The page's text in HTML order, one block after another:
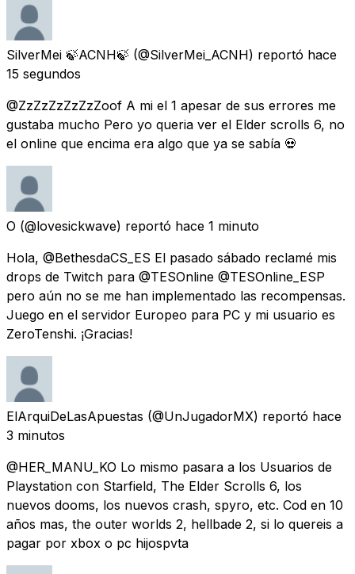
SilverMei 🍃ACNH🍃 (@SilverMei_ACNH) reportó hace
15 segundos
@ZzZzZzZzZzZoof A mi el 1 apesar de sus errores me
gustaba mucho Pero yo queria ver el Elder scrolls 6, no
el online que encima era algo que ya se sabía 💀
O (@lovesickwave) reportó hace 1 minuto
Hola, @BethesdaCS_ES El pasado sábado reclamé mis
drops de Twitch para @TESOnline @TESOnline_ESP
pero aún no se me han implementado las recompensas.
Juego en el servidor Europeo para PC y mi usuario es
ZeroTenshi. ¡Gracias!
ElArquiDeLasApuestas (@UnJugadorMX) reportó hace
3 minutos
@HER_MANU_KO Lo mismo pasara a los Usuarios de
Playstation con Starfield, The Elder Scrolls 6, los
nuevos dooms, los nuevos crash, spyro, etc. Cod en 10
años mas, the outer worlds 2, hellbade 2, si lo quereis a
pagar por xbox o pc hijospvta